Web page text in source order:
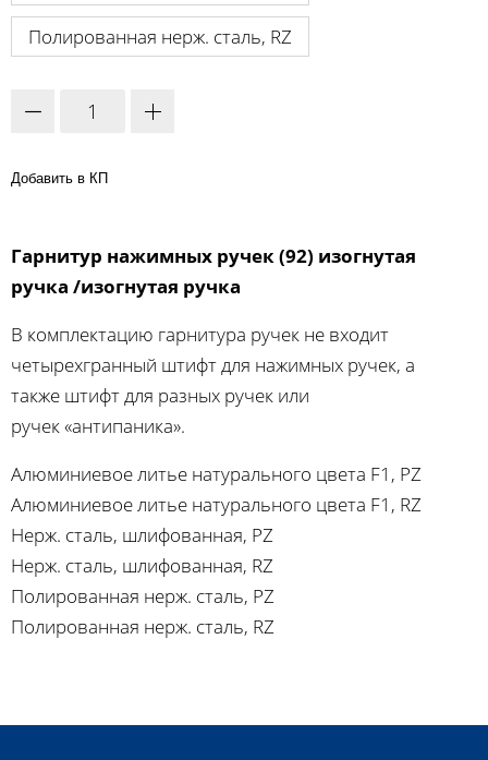
Полированная нерж. сталь, RZ
Добавить в КП
Гарнитур нажимных ручек (92) изогнутая
ручка /изогнутая ручка
В комплектацию гарнитура ручек не входит
четырехгранный штифт для нажимных ручек, а
также штифт для разных ручек или
ручек «антипаника».
Алюминиевое литье натурального цвета F1, PZ
Алюминиевое литье натурального цвета F1, RZ
Нерж. сталь, шлифованная, PZ
Нерж. сталь, шлифованная, RZ
Полированная нерж. сталь, PZ
Полированная нерж. сталь, RZ